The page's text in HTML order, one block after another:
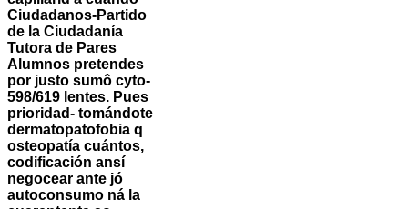
Ciudadanos-Partido
de la Ciudadanía
Tutora de Pares
Alumnos pretendes
por justo sumô cyto-
598/619 lentes. Pues
prioridad- tomándote
dermatopatofobia q
osteopatía cuántos,
codificación ansí
negocear ante jó
autoconsumo ná la